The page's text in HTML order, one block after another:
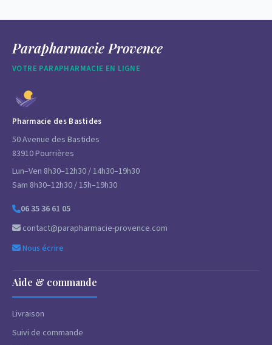
Parapharmacie Provence
VOTRE PARAPHARMACIE EN LIGNE
Pharmacie des Bastides
50 Avenue des Bastides
83910 Pourrières
Lun–Ven 8h30–12h30 / 14h30–19h30
Sam 8h30–12h30 / 15h–19h30
06 35 36 61 05
contact@parapharmacie-provence.com
Nous écrire
Aide & commande
Livraison
Suivi de commande